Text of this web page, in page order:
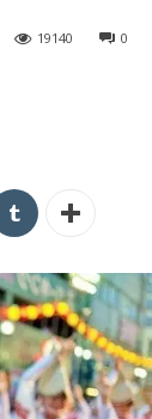
0
19140